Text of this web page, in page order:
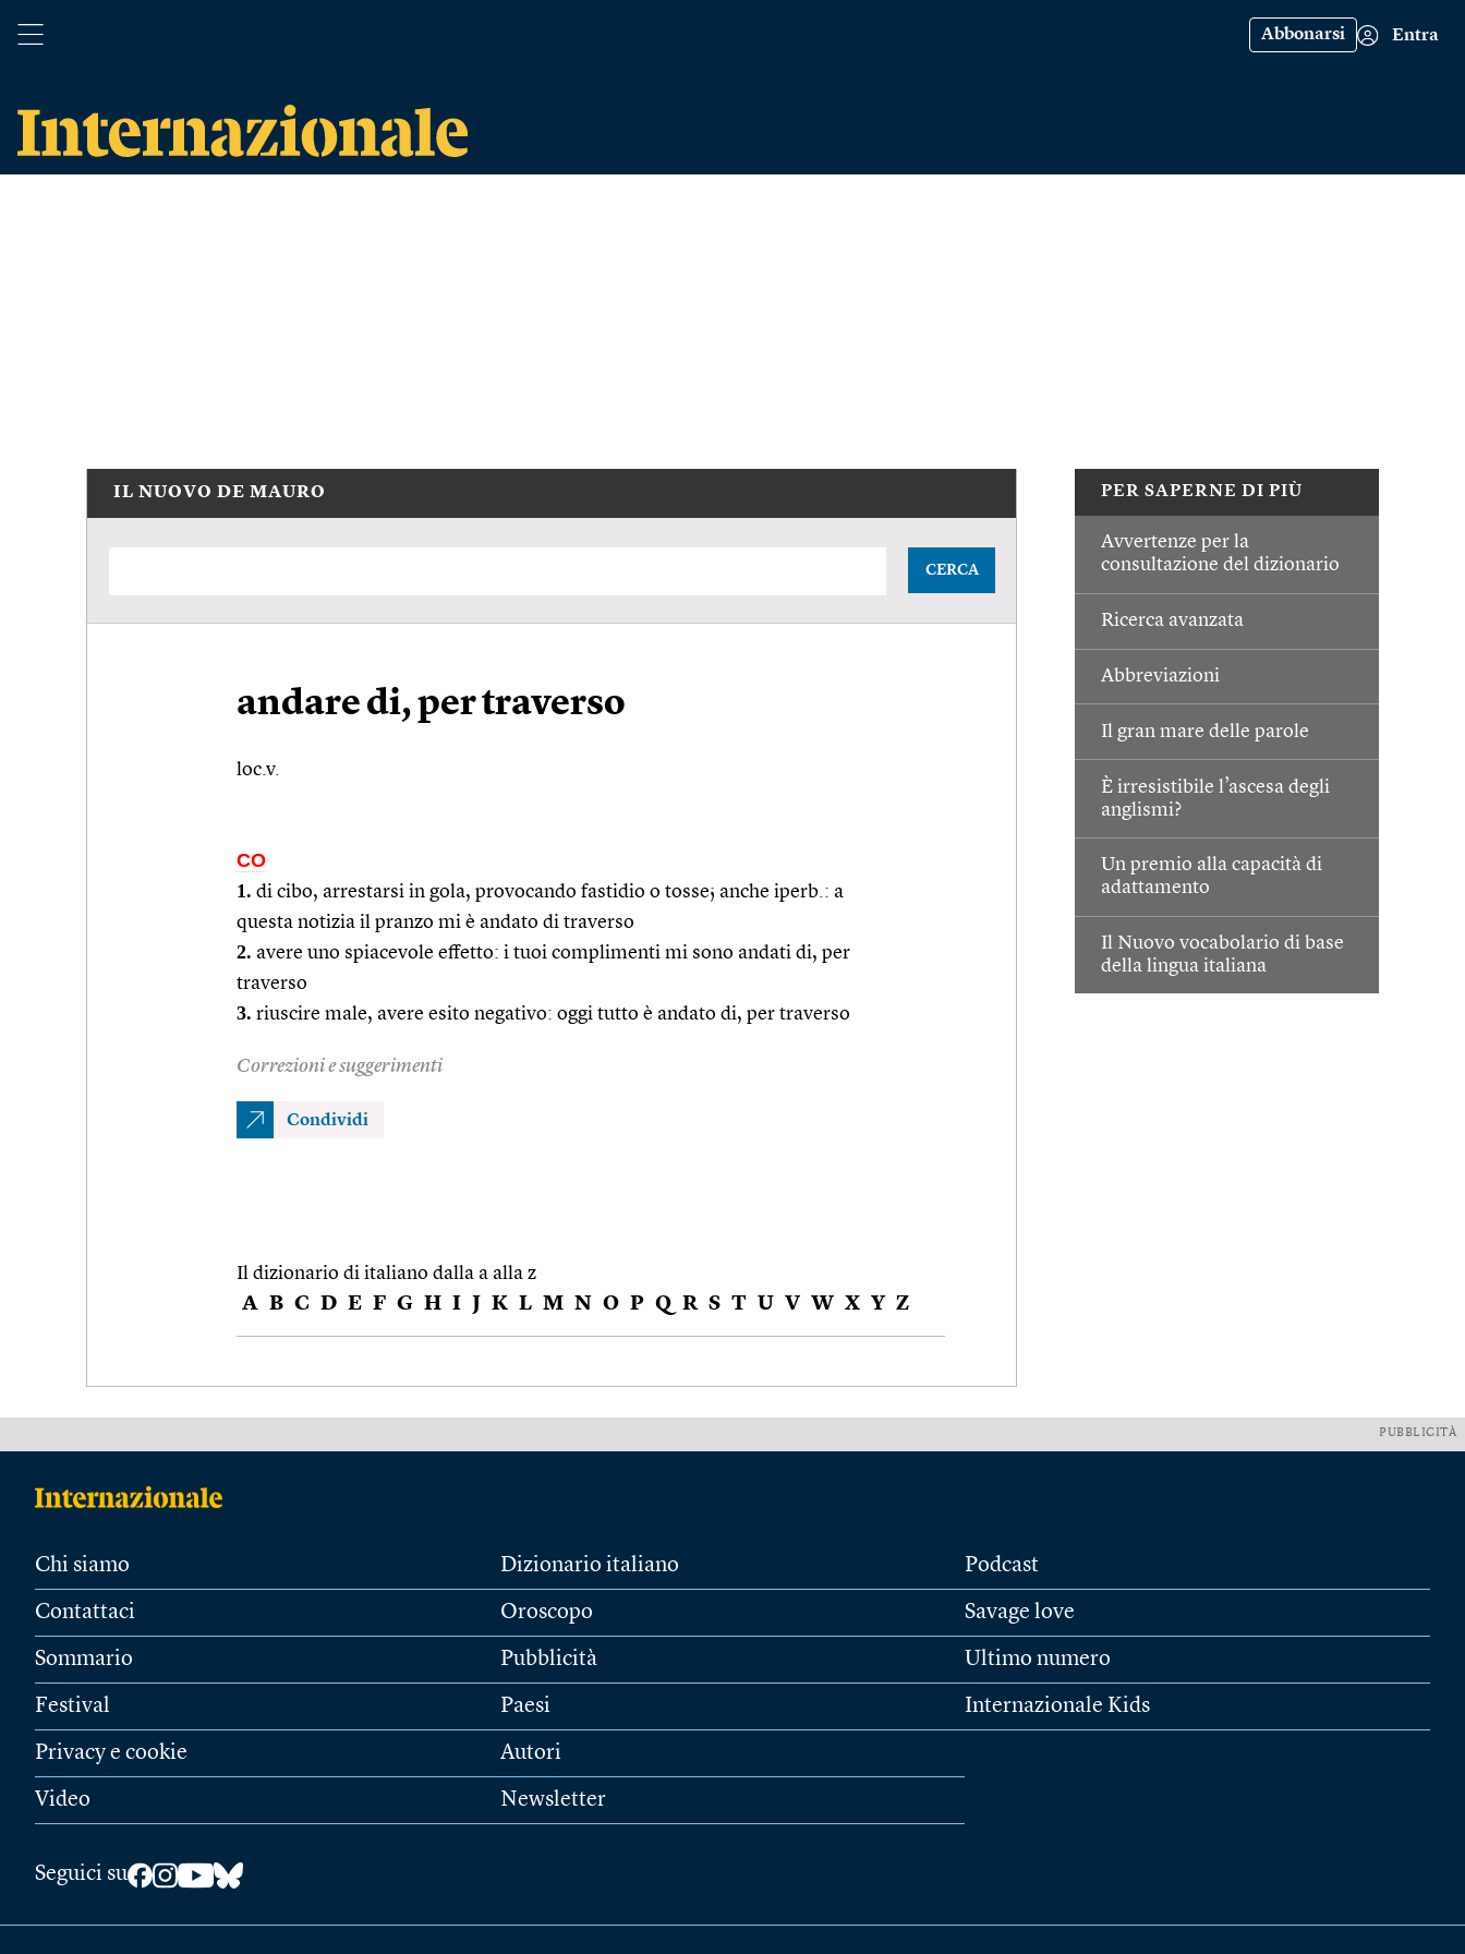
Abbonarsi Entra
PER SAPERNE DI PIÙ
Avvertenze per la
consultazione del dizionario
Ricerca avanzata
Abbreviazioni
Il gran mare delle parole
È irresistibile l’ascesa degli
anglismi?
Un premio alla capacità di
adattamento
Il Nuovo vocabolario di base
della lingua italiana
IL NUOVO DE MAURO
CERCA
andare di, per traverso
loc.v.
CO
1. di cibo, arrestarsi in gola, provocando fastidio o tosse; anche iperb.: a
questa notizia il pranzo mi è andato di traverso
2. avere uno spiacevole effetto: i tuoi complimenti mi sono andati di, per
traverso
3. riuscire male, avere esito negativo: oggi tutto è andato di, per traverso
Correzioni e suggerimenti
Condividi
Il dizionario di italiano dalla a alla z
A B C D E F G H I J K L M N O P Q R S T U V W X Y Z
PUBBLICITÀ
Chi siamo
Contattaci
Sommario
Festival
Privacy e cookie
Video
Dizionario italiano
Oroscopo
Pubblicità
Paesi
Autori
Newsletter
Podcast
Savage love
Ultimo numero
Internazionale Kids
Seguici su